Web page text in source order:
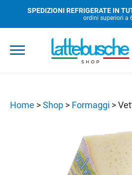
SPEDIZIONI REFRIGERATE IN
ordini superiori a
Home >Shop > Formaggi >